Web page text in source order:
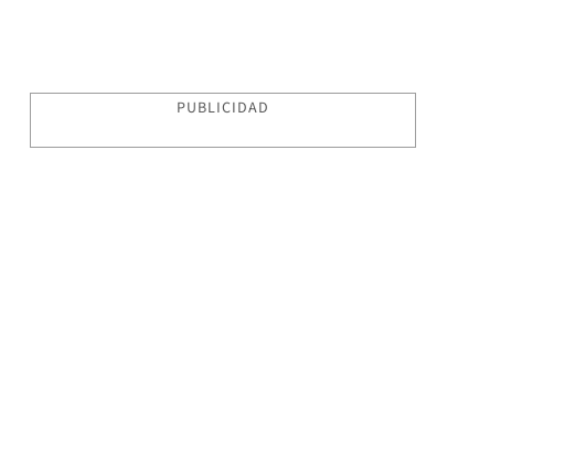
PUBLICIDAD